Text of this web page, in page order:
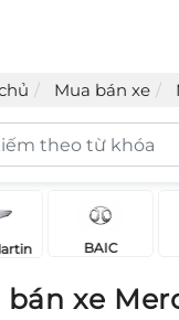
Mua bán xe
BAIC
bán xe